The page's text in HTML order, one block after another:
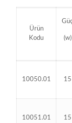
Ürün
Kodu
(w)
10050.01 15
10051.01 15